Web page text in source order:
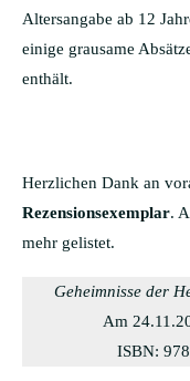
Altersangabe ab 12
einige grausame
enthält.
Herzlichen Dank an
Rezensionsexemplar.
mehr gelistet.
Geheimnisse der
Am
ISBN: